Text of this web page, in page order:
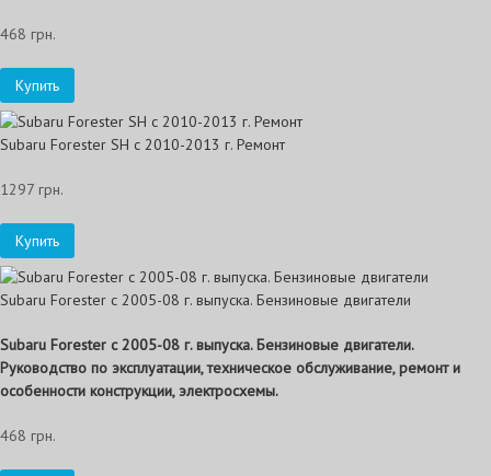
468 грн.
Купить
Subaru Forester SH с 2010-2013 г. Ремонт
1297 грн.
Купить
Subaru Forester с 2005-08 г. выпуска. Бензиновые двигатели
Subaru Forester с 2005-08 г. выпуска. Бензиновые двигатели.
Руководство по эксплуатации, техническое обслуживание, ремонт и
особенности конструкции, электросхемы.
468 грн.